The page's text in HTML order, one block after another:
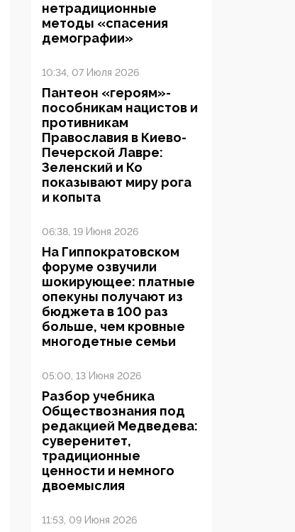
нетрадиционные
методы «спасения
демографии»
10:34, 07 Июля 2026
Пантеон «героям»-
пособникам нацистов и
противникам
Православия в Киево-
Печерской Лавре:
Зеленский и Ко
показывают миру рога
и копыта
06:38, 19 Июня 2026
На Гиппократовском
форуме озвучили
шокирующее: платные
опекуны получают из
бюджета в 100 раз
больше, чем кровные
многодетные семьи
05:00, 13 Июня 2026
Разбор учебника
Обществознания под
редакцией Медведева:
суверенитет,
традиционные
ценности и немного
двоемыслия
11:53, 09 Июня 2026